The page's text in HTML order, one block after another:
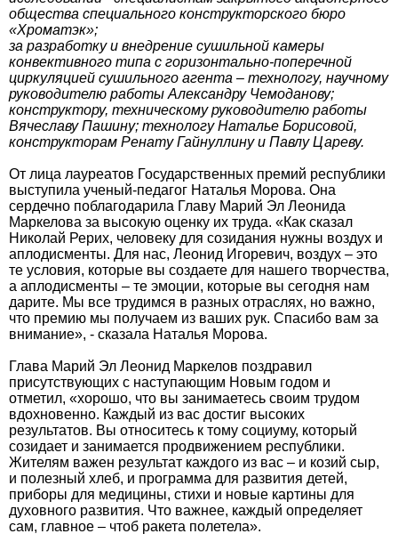
общества специального конструкторского бюро
«Хроматэк»;
за разработку и внедрение сушильной камеры
конвективного типа с горизонтально-поперечной
циркуляцией сушильного агента – технологу, научному
руководителю работы Александру Чемоданову;
конструктору, техническому руководителю работы
Вячеславу Пашину; технологу Наталье Борисовой,
конструкторам Ренату Гайнуллину и Павлу Цареву.
От лица лауреатов Государственных премий республики
выступила ученый-педагог Наталья Морова. Она
сердечно поблагодарила Главу Марий Эл Леонида
Маркелова за высокую оценку их труда. «Как сказал
Николай Рерих, человеку для созидания нужны воздух и
аплодисменты. Для нас, Леонид Игоревич, воздух – это
те условия, которые вы создаете для нашего творчества,
а аплодисменты – те эмоции, которые вы сегодня нам
дарите. Мы все трудимся в разных отраслях, но важно,
что премию мы получаем из ваших рук. Спасибо вам за
внимание», - сказала Наталья Морова.
Глава Марий Эл Леонид Маркелов поздравил
присутствующих с наступающим Новым годом и
отметил, «хорошо, что вы занимаетесь своим трудом
вдохновенно. Каждый из вас достиг высоких
результатов. Вы относитесь к тому социуму, который
созидает и занимается продвижением республики.
Жителям важен результат каждого из вас – и козий сыр,
и полезный хлеб, и программа для развития детей,
приборы для медицины, стихи и новые картины для
духовного развития. Что важнее, каждый определяет
сам, главное – чтоб ракета полетела».